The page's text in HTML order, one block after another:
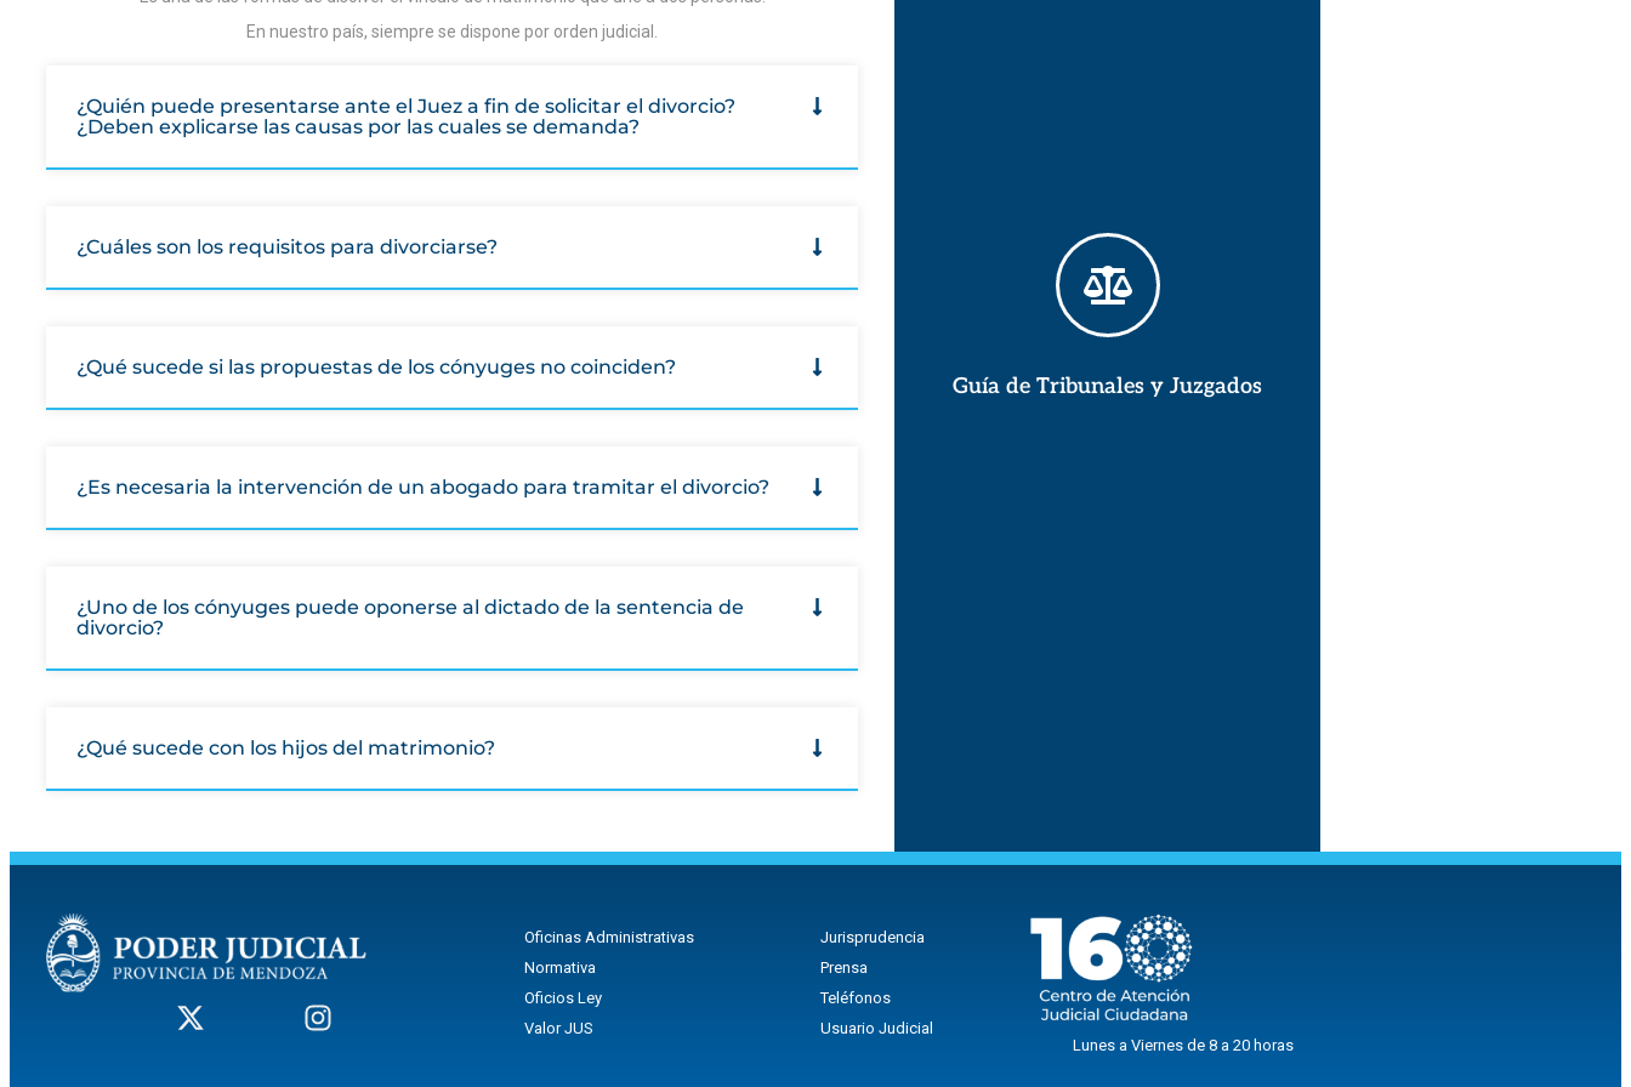
En nuestro país, siempre se dispone por orden judicial.
¿Quién puede presentarse ante el Juez a fin de solicitar el divorcio?
¿Deben explicarse las causas por las cuales se demanda?
¿Cuáles son los requisitos para divorciarse?
¿Qué sucede si las propuestas de los cónyuges no coinciden?
¿Es necesaria la intervención de un abogado para tramitar el divorcio?
¿Uno de los cónyuges puede oponerse al dictado de la sentencia de
divorcio?
¿Qué sucede con los hijos del matrimonio?
Guía de Tribunales y Juzgados
Oficinas Administrativas
Normativa
Oficios Ley
Valor JUS
Jurisprudencia
Prensa
Teléfonos
Usuario Judicial
Lunes a Viernes de 8 a 20 horas